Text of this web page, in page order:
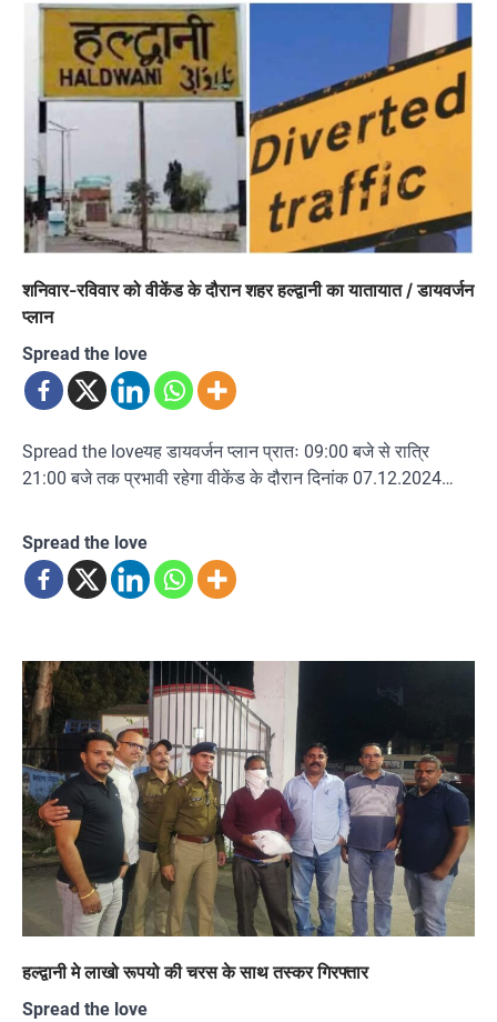
शनिवार-रविवार को वीकेंड के दौरान शहर हल्द्वानी का यातायात / डायवर्जन
प्लान
Spread the love
Spread the loveयह डायवर्जन प्लान प्रातः 09:00 बजे से रात्रि
21:00 बजे तक प्रभावी रहेगा वीकेंड के दौरान दिनांक 07.12.2024…
Spread the love
हल्द्वानी मे लाखो रूपयो की चरस के साथ तस्कर गिरफ्तार
Spread the love